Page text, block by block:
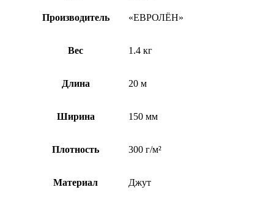
Производитель «ЕВРОЛЁН»
Вес 1.4 кг
Длина 20 м
Ширина 150 мм
Плотность 300 г/м²
Материал Джут